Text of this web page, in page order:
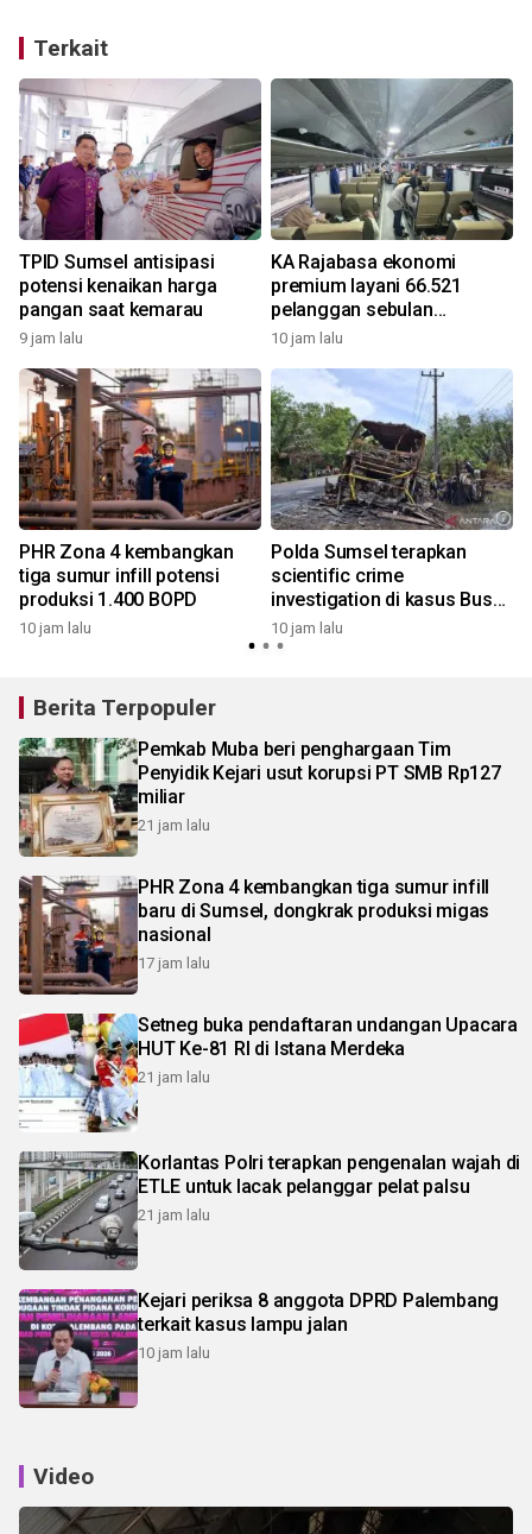
Terkait
TPID Sumsel antisipasi
potensi kenaikan harga
pangan saat kemarau
9 jam lalu
KA Rajabasa ekonomi
premium layani 66.521
pelanggan sebulan
beroperasi
10 jam lalu
PHR Zona 4 kembangkan
tiga sumur infill potensi
produksi 1.400 BOPD
10 jam lalu
Polda Sumsel terapkan
scientific crime
investigation di kasus Bus
ALS
10 jam lalu
Berita Terpopuler
Pemkab Muba beri penghargaan Tim
Penyidik Kejari usut korupsi PT SMB Rp127
miliar
21 jam lalu
PHR Zona 4 kembangkan tiga sumur infill
baru di Sumsel, dongkrak produksi migas
nasional
17 jam lalu
Setneg buka pendaftaran undangan Upacara
HUT Ke-81 RI di Istana Merdeka
21 jam lalu
Korlantas Polri terapkan pengenalan wajah di
ETLE untuk lacak pelanggar pelat palsu
21 jam lalu
Kejari periksa 8 anggota DPRD Palembang
terkait kasus lampu jalan
10 jam lalu
Video